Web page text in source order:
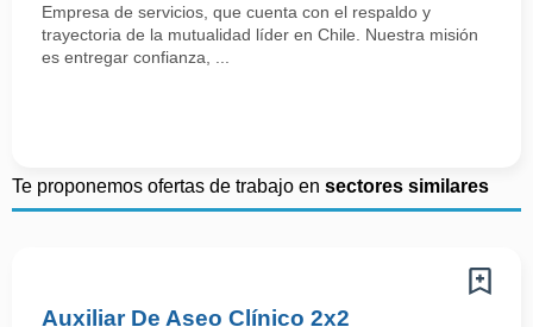
Empresa de servicios, que cuenta con el respaldo y
trayectoria de la mutualidad líder en Chile. Nuestra misión
es entregar confianza, ...
Te proponemos ofertas de trabajo en sectores similares
Auxiliar De Aseo Clínico 2x2